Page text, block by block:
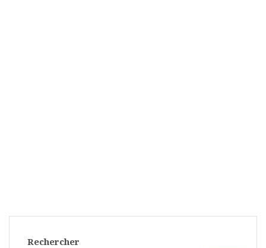
Rechercher